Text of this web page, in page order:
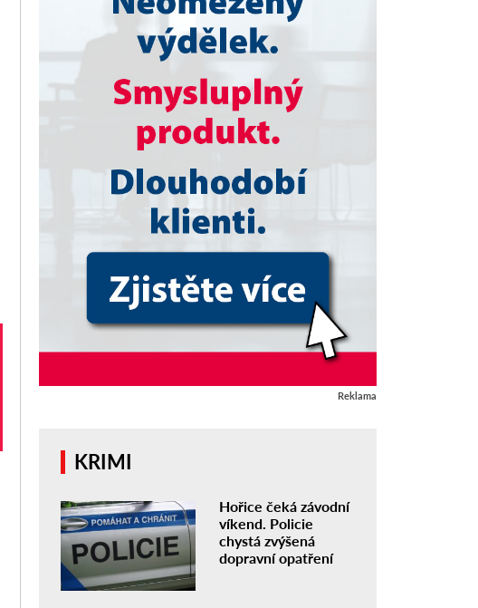
Reklama
KRIMI
Hořice čeká závodní
víkend. Policie
chystá zvýšená
dopravní opatření